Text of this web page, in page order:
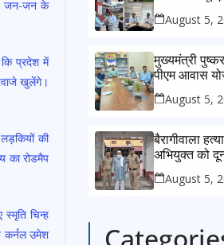
जन-जन के
कि प्रदेश में
खुलेंगे।
की
का रोडमैप
चिन्ह
कर्नल उमेश
विकास को
August 5,
मुख्यमंत्री
पीएम आवास
समीक्षा
August 5,
बैरागीवाला
अभियुक्त को
गिरफ्तार
August 5,